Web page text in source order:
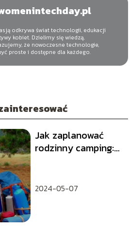
odkrywa świat technologii, edukacji
kobiet. Dzielimy się wiedzą,
że nowoczesne technologie,
proste i dostępne dla każdego.
Jak zaplanować
rodzinny camping:
2024-05-07